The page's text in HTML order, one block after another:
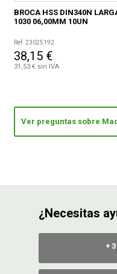
BROCA HSS DIN340N
1030 06,00MM 10UN
Ref. 23025192
38,15 €
31,53 € sin IVA
Ver preguntas sobre
¿Necesitas